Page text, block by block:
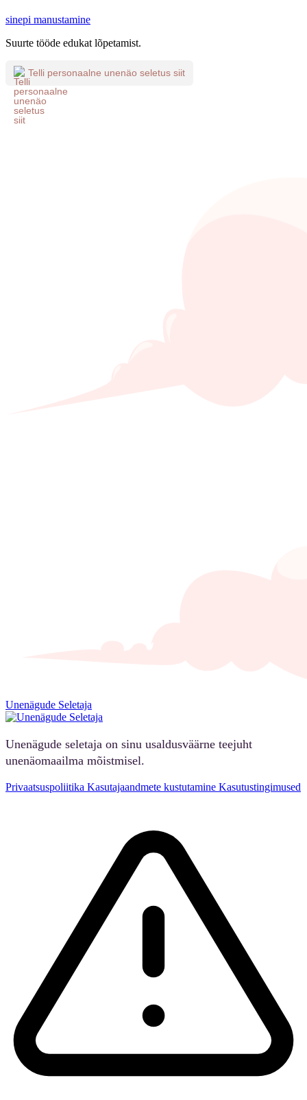
sinepi manustamine
Suurte tööde edukat lõpetamist.
Telli personaalne unenäo seletus siit
Unenägude Seletaja
Unenägude seletaja on sinu usaldusväärne teejuht
unenäomaailma mõistmisel.
Privaatsuspoliitika Kasutajaandmete kustutamine Kasutustingimused